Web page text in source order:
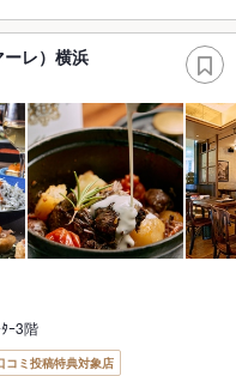
レ）横浜
ｰ3階
コミ投稿特典対象店